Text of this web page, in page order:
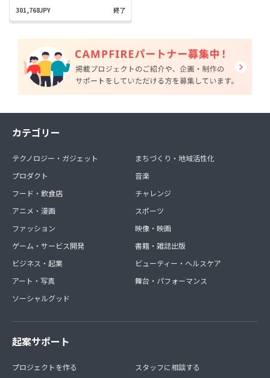
301,768JPY 終了
カテゴリー
テクノロジー・ガジェット
プロダクト
フード・飲食店
アニメ・漫画
ファッション
ゲーム・サービス開発
ビジネス・起業
アート・写真
ソーシャルグッド
まちづくり・地域活性化
音楽
チャレンジ
スポーツ
映像・映画
書籍・雑誌出版
ビューティー・ヘルスケア
舞台・パフォーマンス
起案サポート
プロジェクトを作る
スタッフに相談する